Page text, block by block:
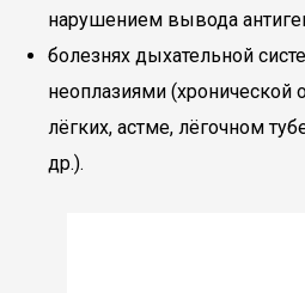
нарушением вывода
болезнях дыхательной
неоплазиями (хронической
лёгких, астме, лёгочном
др.).